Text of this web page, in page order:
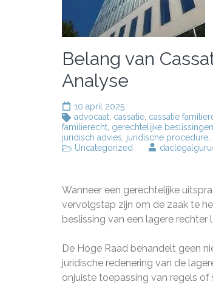
Belang van
Analyse
10 april 2025
advocaat cassatie cassatie
familierecht gerechtelijke beslissingen
juridisch advies juridische procedure
Uncategorized
Wanneer een gerechtelijke
vervolgstap zijn om de zaak te
beslissing van een lagere
De Hoge Raad behandelt geen
juridische redenering van de
onjuiste toepassing van regels